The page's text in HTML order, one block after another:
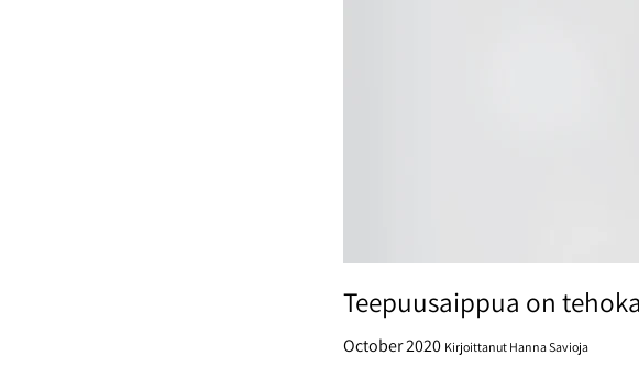
Teepuusaippua on
October 2020 Kirjoittanut Hanna Savioja